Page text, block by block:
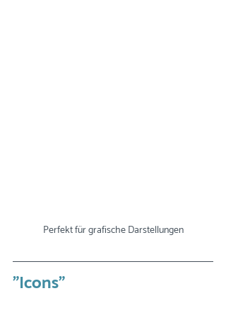
Perfekt für grafische Darstellungen
"Icons"